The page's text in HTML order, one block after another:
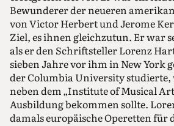
Bewunderer der neueren
von Victor Herbert und Jerome
Ziel, es ihnen gleichzutun. Er war
als er den Schriftsteller Lorenz
sieben Jahre vor ihm in New York
der Columbia University studierte,
neben dem „Institute of Musical
Ausbildung bekommen sollte.
damals europäische Operetten für